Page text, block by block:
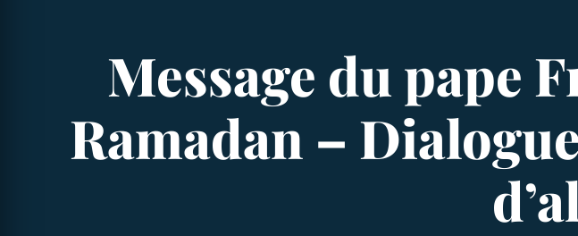
Message du pape
Ramadan –